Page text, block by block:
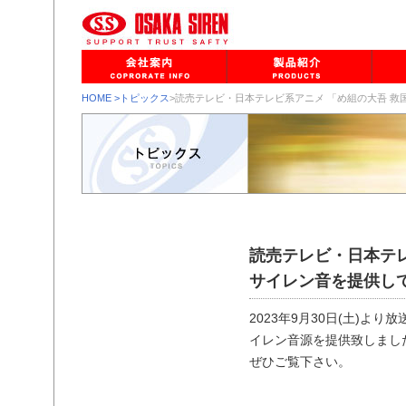
HOME >トピックス>読売テレビ・日本テレビ系アニメ 「め組の大吾
読売テレビ・日本テ
サイレン音を提供し
2023年9月30日(土)より放
イレン音源を提供致しま
ぜひご覧下さい。